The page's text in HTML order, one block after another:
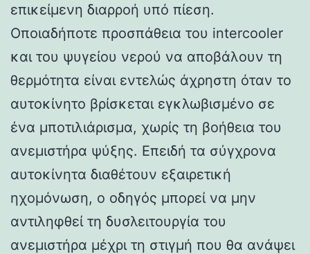
επικείμενη διαρροή υπό πίεση.
Οποιαδήποτε προσπάθεια του intercooler
και του ψυγείου νερού να αποβάλουν τη
θερμότητα είναι εντελώς άχρηστη όταν το
αυτοκίνητο βρίσκεται εγκλωβισμένο σε
ένα μποτιλιάρισμα, χωρίς τη βοήθεια του
ανεμιστήρα ψύξης. Επειδή τα σύγχρονα
αυτοκίνητα διαθέτουν εξαιρετική
ηχομόνωση, ο οδηγός μπορεί να μην
αντιληφθεί τη δυσλειτουργία του
ανεμιστήρα μέχρι τη στιγμή που θα ανάψει